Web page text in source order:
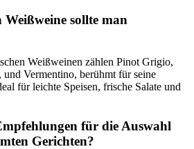
Weißweine sollte man
Weißweinen zählen Pinot Grigio,
und Vermentino, berühmt für seine
für leichte Speisen, frische Salate und
für die Auswahl
Gerichten?